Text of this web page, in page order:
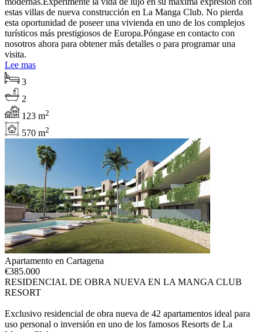
estas villas de nueva construcción en La Manga Club. No pierda
esta oportunidad de poseer una vivienda en uno de los complejos
turísticos más prestigiosos de Europa.Póngase en contacto con
nosotros ahora para obtener más detalles o para programar una
visita.
Lee mas
3
2
123 m2
570 m2
Apartamento en Cartagena
€385.000
RESIDENCIAL DE OBRA NUEVA EN LA MANGA CLUB
RESORT
Exclusivo residencial de obra nueva de 42 apartamentos ideal para
uso personal o inversión en uno de los famosos Resorts de La